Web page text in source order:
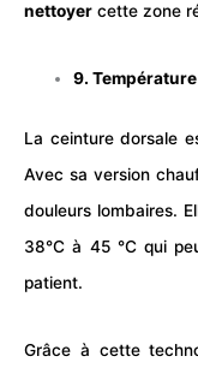
nettoyer cette zone
9.
La ceinture dorsale
Avec sa version
douleurs lombaires.
38°C à 45 °C qui
patient.
Grâce à cette